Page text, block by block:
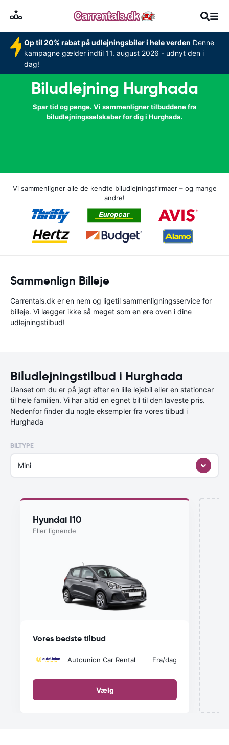
Op til 20% rabat på udlejningsbiler i hele verden Denne
kampagne gælder indtil 11. august 2026 - udnyt den i
dag!
Biludlejning Hurghada
Spar tid og penge. Vi sammenligner tilbuddene fra
biludlejningsselskaber for dig i Hurghada.
Vi sammenligner alle de kendte biludlejningsfirmaer – og mange
andre!
Sammenlign Billeje
Carrentals.dk er en nem og ligetil sammenligningsservice for
billeje. Vi lægger ikke så meget som en øre oven i dine
udlejningstilbud!
Biludlejningstilbud i Hurghada
Uanset om du er på jagt efter en lille lejebil eller en stationcar
til hele familien. Vi har altid en egnet bil til den laveste pris.
Nedenfor finder du nogle eksempler fra vores tilbud i
Hurghada
BILTYPE
Mini
Hyundai I10
Eller lignende
Vores bedste tilbud
Autounion Car Rental Fra/dag
Vælg